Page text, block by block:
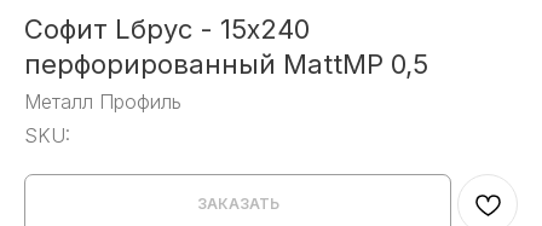
Софит Lбрус - 15х240
перфорированный MattMP 0,5
Металл Профиль
SKU:
ЗАКАЗАТЬ